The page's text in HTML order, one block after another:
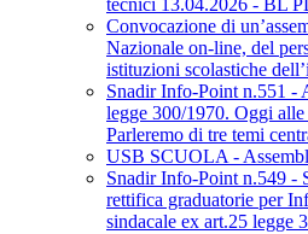
tecnici 13.04.2026 - BL
Convocazione di
Nazionale on-line, del
istituzioni scolastiche
Snadir Info-Point n.551 -
legge 300/1970. Oggi
Parleremo di tre temi
USB SCUOLA -
Snadir Info-Point n.549 -
rettifica graduatorie per
sindacale ex art.25 legge